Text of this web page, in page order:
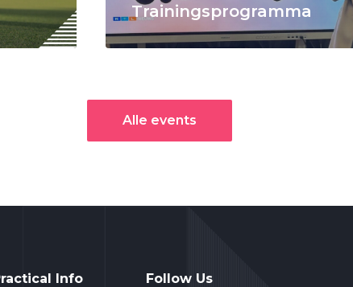
Trainingsprogramma
Alle events
Info Follow Us